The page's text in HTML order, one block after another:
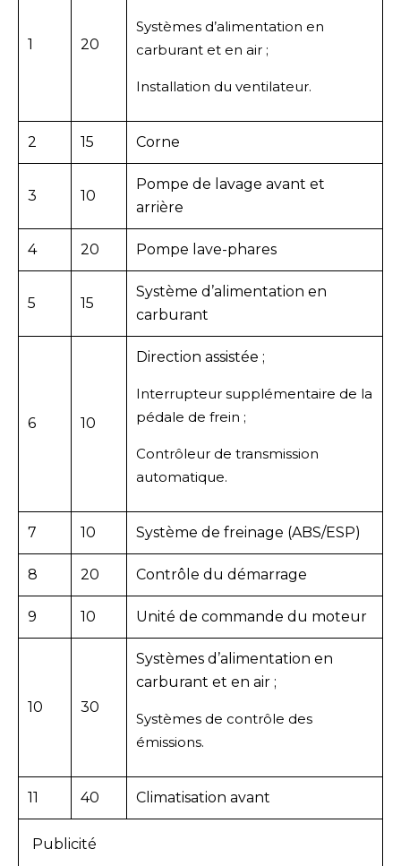
1 20
Systèmes d’alimentation en
carburant et en air ;
Installation du ventilateur.
2 15 Corne
3 10
Pompe de lavage avant et
arrière
4 20 Pompe lave-phares
5 15
Système d’alimentation en
carburant
6 10
Direction assistée ;
Interrupteur supplémentaire de la
pédale de frein ;
Contrôleur de transmission
automatique.
7 10 Système de freinage (ABS/ESP)
8 20 Contrôle du démarrage
9 10 Unité de commande du moteur
10 30
Systèmes d’alimentation en
carburant et en air ;
Systèmes de contrôle des
émissions.
11 40 Climatisation avant
Publicité